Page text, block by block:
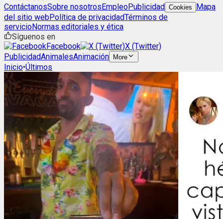
ContáctanosSobre nosotrosEmpleoPublicidad Cookies
Mapa
del sitio webPolítica de privacidadTérminos de
servicioNormas editoriales y ética
Síguenos en
Facebook
X (Twitter)
PublicidadAnimalesAnimación More
Inicio•Últimos